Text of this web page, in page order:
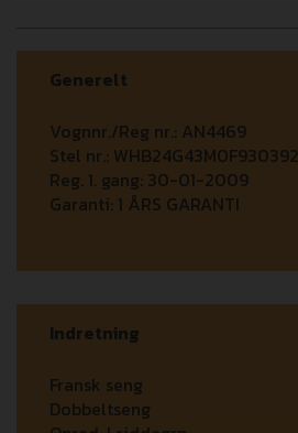
Generelt
Vognnr./Reg nr.: AN4469
Stel nr.: WHB24G43M0F930392
Reg. 1. gang: 30-01-2009
Garanti: 1 ÅRS GARANTI
Indretning
Fransk seng
Dobbeltseng